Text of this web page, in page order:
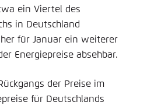
ein Viertel des
in Deutschland
für Januar ein weiterer
Energiepreise absehbar.
der Preise im
für Deutschlands